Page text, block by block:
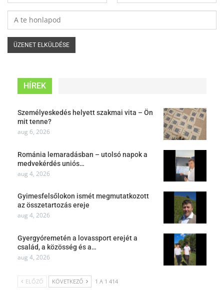
HÍREK
Személyeskedés helyett szakmai vita – Ön
mit tenne?
aug 6, 2026
Románia lemaradásban – utolsó napok a
medvekérdés uniós…
aug 4, 2026
Gyimesfelsőlokon ismét megmutatkozott
az összetartozás ereje
aug 4, 2026
Gyergyóremetén a lovassport erejét a
család, a közösség és a…
aug 4, 2026
ELŐZŐ KÖVETKEZŐ 1 A 1 414